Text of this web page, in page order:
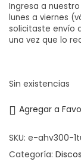
Ingresa a
lunes a viernes
solicitaste envío
una vez que lo
Sin existencias
Agregar a
SKU: e-ahv300-
Categoría: